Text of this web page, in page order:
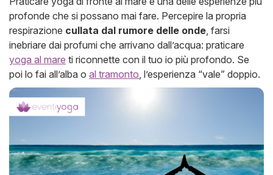
profonde che si possano mai fare. Percepire la propria
respirazione cullata dal rumore delle onde , farsi
inebriare dai profumi che arrivano dall’acqua: praticare
yoga al mare ti riconnette con il tuo io più profondo. Se
poi lo fai all’alba o al tramonto , l’esperienza “vale” doppio.